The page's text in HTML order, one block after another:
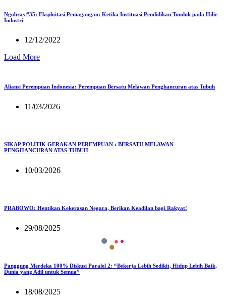
Ngobras #35: Eksploitasi Pemagangan: Ketika Instituasi Pendidikan Tunduk pada Hilir
Industri
12/12/2022
Load More
Aliansi Perempuan Indonesia: Perempuan Bersatu Melawan Penghancuran atas Tubuh
11/03/2026
SIKAP POLITIK GERAKAN PEREMPUAN : BERSATU MELAWAN
PENGHANCURAN ATAS TUBUH
10/03/2026
PRABOWO: Hentikan Kekerasan Negara, Berikan Keadilan bagi Rakyat!
29/08/2025
Panggung Merdeka 100% Diskusi Paralel 2: “Bekerja Lebih Sedikit, Hidup Lebih Baik,
Dunia yang Adil untuk Semua”
18/08/2025